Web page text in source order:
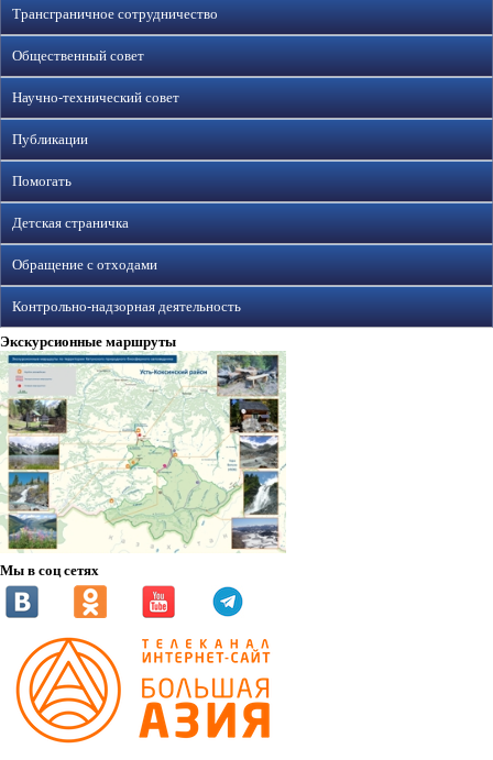
Трансграничное сотрудничество
Общественный совет
Научно-технический совет
Публикации
Помогать
Детская страничка
Обращение с отходами
Контрольно-надзорная деятельность
Экскурсионные маршруты
Мы в соц сетях